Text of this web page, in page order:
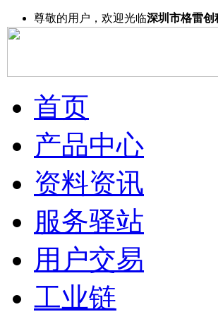
尊敬的用户，欢迎光临深圳市格雷创
首页
产品中心
资料资讯
服务驿站
用户交易
工业链